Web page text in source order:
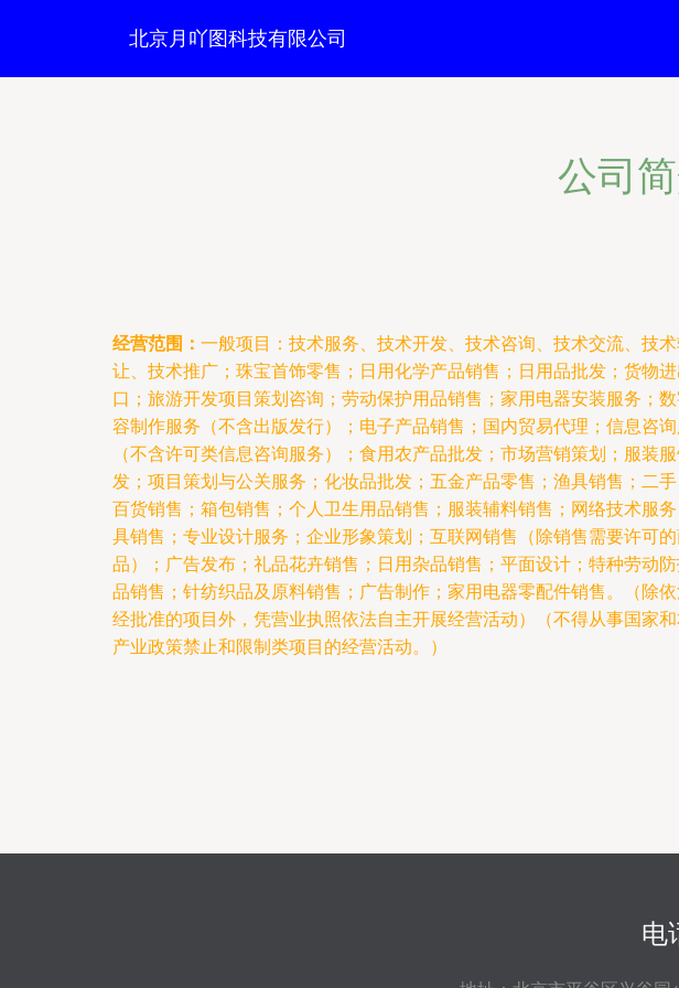
北京月吖图科技有限公司
公司
经营范围： 一般项目：技术服务、技术开发、技术咨询、技术交流、技
让、技术推广；珠宝首饰零售；日用化学产品销售；日用品批发；货物进
口；旅游开发项目策划咨询；劳动保护用品销售；家用电器安装服务；
容制作服务（不含出版发行）；电子产品销售；国内贸易代理；信息咨
（不含许可类信息咨询服务）；食用农产品批发；市场营销策划；服装
发；项目策划与公关服务；化妆品批发；五金产品零售；渔具销售；二手
百货销售；箱包销售；个人卫生用品销售；服装辅料销售；网络技术服
具销售；专业设计服务；企业形象策划；互联网销售（除销售需要许可
品）；广告发布；礼品花卉销售；日用杂品销售；平面设计；特种劳动防
品销售；针纺织品及原料销售；广告制作；家用电器零配件销售。（除
经批准的项目外，凭营业执照依法自主开展经营活动）（不得从事国家
产业政策禁止和限制类项目的经营活动。）
电